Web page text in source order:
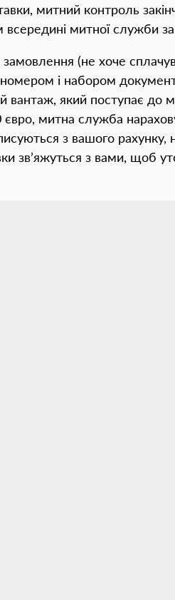
митний контроль
митної служби
(не хоче
і набором
вантаж, який поступає до
митна служба
з вашого
зв’яжуться з вами, щоб